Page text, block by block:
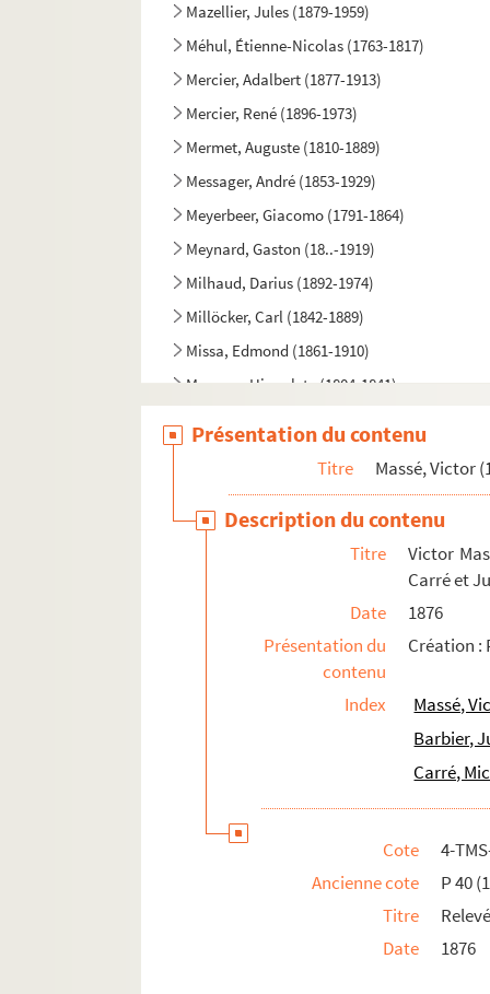
Mazellier, Jules (1879-1959)
Méhul, Étienne-Nicolas (1763-1817)
Mercier, Adalbert (1877-1913)
Mercier, René (1896-1973)
Mermet, Auguste (1810-1889)
Messager, André (1853-1929)
Meyerbeer, Giacomo (1791-1864)
Meynard, Gaston (18..-1919)
Milhaud, Darius (1892-1974)
Millöcker, Carl (1842-1889)
Missa, Edmond (1861-1910)
Monpou, Hippolyte (1804-1841)
Motsa, André (18..-19..)
Moussorgski, Modeste (1839-1881)
Mozart, Wolfgang Amadeus (1756-1791)
Nargeot, Julien (1799-1891)
Ney, Joseph Napoléon (1803-1857)
Onslow, Georges (1784-1853)
Paër, Ferdinando (1771-1839)
Présentation du contenu
Titre Massé, Victor
Description du contenu
Titre
Victor
Carré et
Date
1876
Présentation du
contenu
Création :
Index
Massé,
Barbier,
Carré,
Cote
4-
Ancienne cote
P 40
Titre
Date
1876